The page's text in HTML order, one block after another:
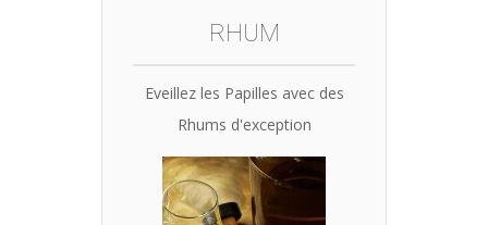
RHUM
Eveillez les Papilles avec des
Rhums d'exception